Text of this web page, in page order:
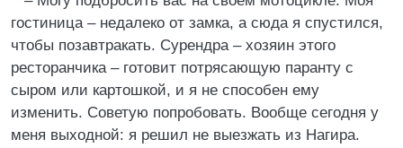
гостиница – недалеко от замка, а сюда я спустился,
чтобы позавтракать. Сурендра – хозяин этого
ресторанчика – готовит потрясающую паранту с
сыром или картошкой, и я не способен ему
изменить. Советую попробовать. Вообще сегодня у
меня выходной: я решил не выезжать из Нагира.